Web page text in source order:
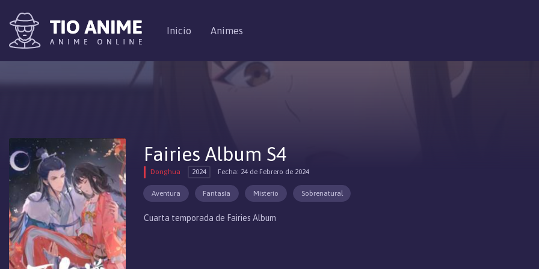
Inicio Animes
Fairies Album S4
Donghua 2024 Fecha: 24 de Febrero de 2024
Aventura Fantasía Misterio Sobrenatural
Cuarta temporada de Fairies Album